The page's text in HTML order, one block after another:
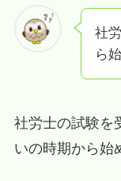
社
ら
社労士の試験を
いの時期から始